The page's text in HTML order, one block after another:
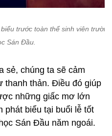
trước toàn thể sinh viên
Sán Đầu.
sẻ, chúng ta sẽ cảm
thanh thản. Điều đó giúp
những giấc mơ lớn
phát biểu tại buổi lễ tốt
Sán Đầu năm ngoái.